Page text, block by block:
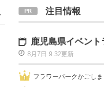
注目情報
鹿児島県イベント
8月7日 9:32更新
フラワーパークかごし